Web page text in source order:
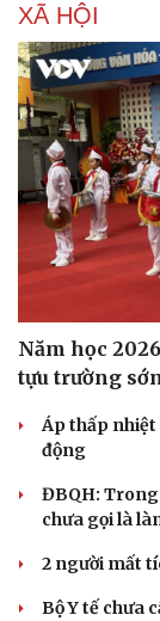
XÃ HỘI
Năm học
tựu trường
Áp thấp
động
ĐBQH:
chưa gọi là
2 người mất
Bộ Y tế chưa